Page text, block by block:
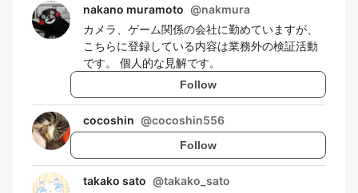
nakano muramoto @nakmura
カメラ、ゲーム関係の会社に勤めていますが、
こちらに登録している内容は業務外の検証活動
です。 個人的な見解です。
Follow
cocoshin @cocoshin556
Follow
takako sato @takako_sato